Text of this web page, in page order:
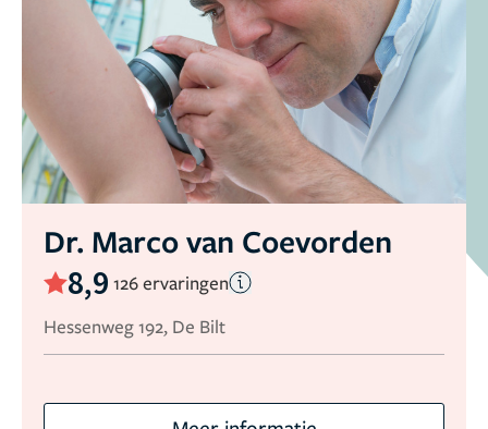
Dr. Marco van Coevorden
8,9 126 ervaringen
Hessenweg 192, De Bilt